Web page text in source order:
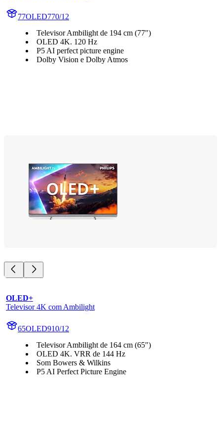
77OLED770/12
Televisor Ambilight de 194 cm (77")
OLED 4K. 120 Hz
P5 AI perfect picture engine
Dolby Vision e Dolby Atmos
OLED+
Televisor 4K com Ambilight
65OLED910/12
Televisor Ambilight de 164 cm (65")
OLED 4K. VRR de 144 Hz
Som Bowers & Wilkins
P5 AI Perfect Picture Engine